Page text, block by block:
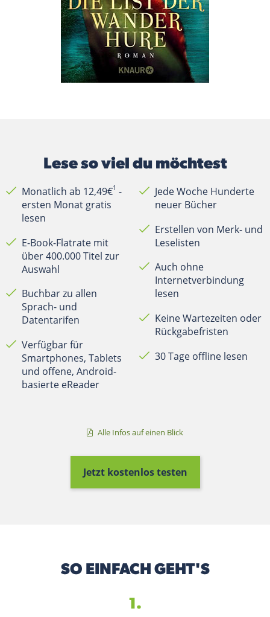
Lese so viel du möchtest
Monatlich ab 12,49€1 -
ersten Monat gratis
lesen
E-Book-Flatrate mit
über 400.000 Titel zur
Auswahl
Buchbar zu allen
Sprach- und
Datentarifen
Verfügbar für
Smartphones, Tablets
und offene, Android-
basierte eReader
Jede Woche Hunderte
neuer Bücher
Erstellen von Merk- und
Leselisten
Auch ohne
Internetverbindung
lesen
Keine Wartezeiten oder
Rückgabefristen
30 Tage offline lesen
Alle Infos auf einen Blick
Jetzt kostenlos testen
SO EINFACH GEHT'S
1.